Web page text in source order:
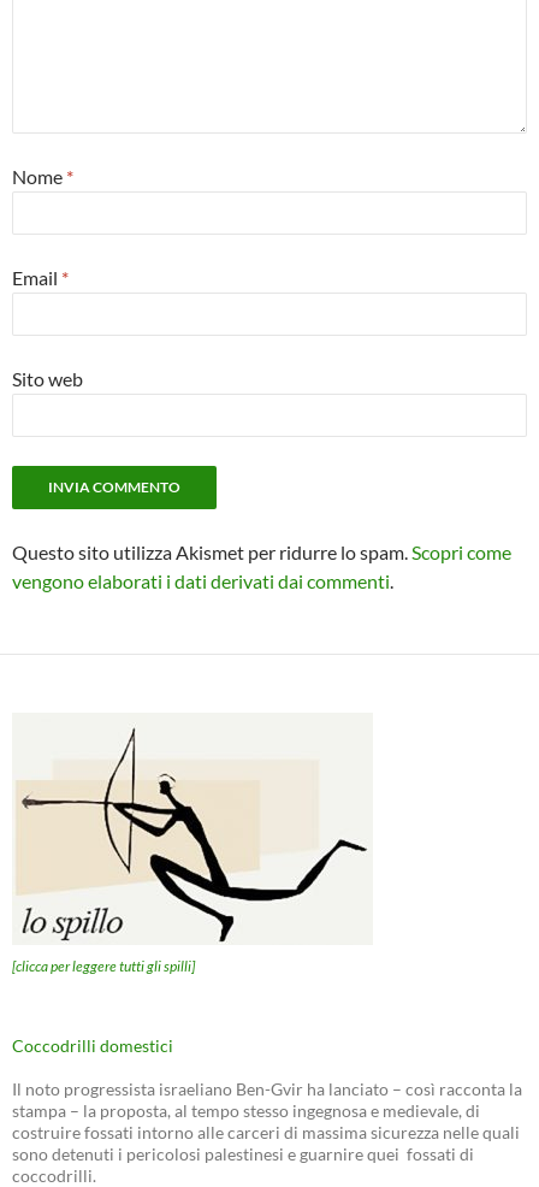
Nome *
Email *
Sito web
Questo sito utilizza Akismet per ridurre lo spam. Scopri come
vengono elaborati i dati derivati dai commenti
[clicca per leggere tutti gli spilli]
Coccodrilli domestici
Il noto progressista israeliano Ben-Gvir ha lanciato – così racconta la
stampa – la proposta, al tempo stesso ingegnosa e medievale, di
costruire fossati intorno alle carceri di massima sicurezza nelle quali
sono detenuti i pericolosi palestinesi e guarnire quei fossati di
coccodrilli.